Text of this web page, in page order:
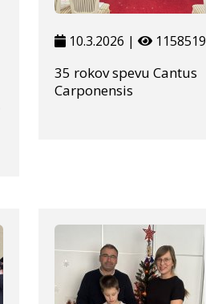
10.3.2026 | 1158519
35 rokov spevu Cantus
Carponensis